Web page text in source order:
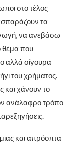
στο τέλος
τα
να ανεβάσω
θέμα που
αλλά σίγουρα
του χρήματος.
και χάνουν το
ανάλαφρο τρόπο
και απρόοπτα